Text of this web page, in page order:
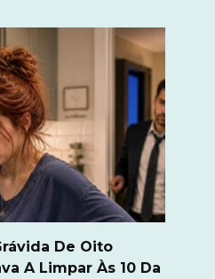
De Oito
A Limpar Às 10 Da